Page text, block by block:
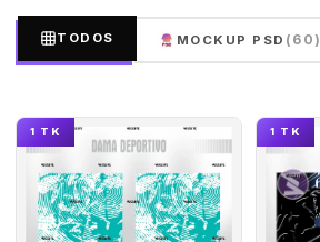
TODOS MOCKUP PSD (60)
1 TK 1 TK